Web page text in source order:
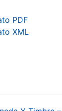
PDF
XML